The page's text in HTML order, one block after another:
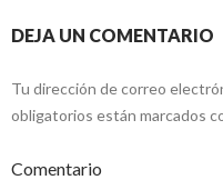
DEJA UN COMENTARIO
Tu dirección de correo
obligatorios están marcados
Comentario